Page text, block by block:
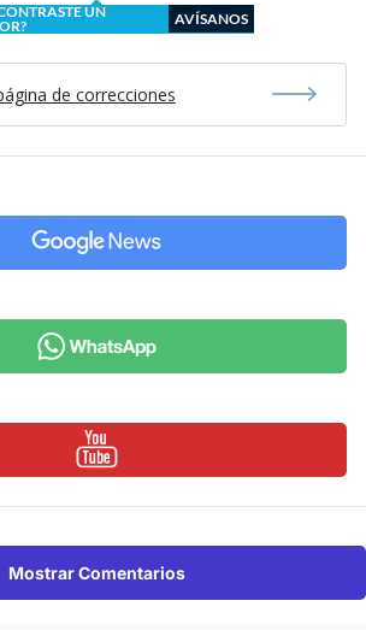
UN
AVÍSANOS
de correcciones
Mostrar Comentarios